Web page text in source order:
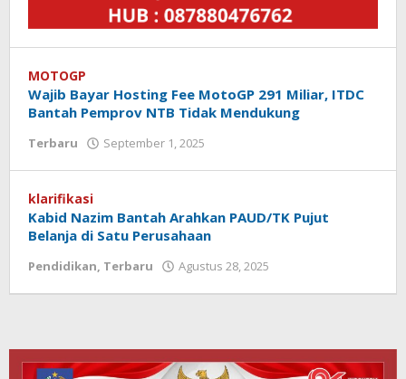
MOTOGP
Wajib Bayar Hosting Fee MotoGP 291 Miliar, ITDC
Bantah Pemprov NTB Tidak Mendukung
Terbaru September 1, 2025
klarifikasi
Kabid Nazim Bantah Arahkan PAUD/TK Pujut
Belanja di Satu Perusahaan
Pendidikan, Terbaru Agustus 28, 2025